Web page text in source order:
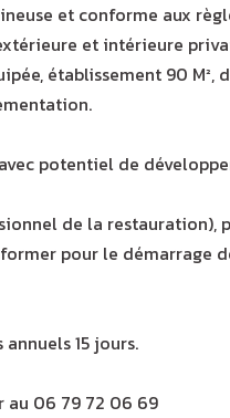
et conforme aux
et intérieure
établissement 90 M²,
potentiel de
de la restauration),
pour le démarrage
15 jours.
au 06 79 72 06 69